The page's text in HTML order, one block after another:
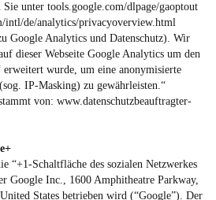
Sie unter tools.google.com/dlpage/gaoptout
intl/de/analytics/privacyoverview.html
Google Analytics und Datenschutz). Wir
dieser Webseite Google Analytics um den
erweitert wurde, um eine anonymisierte
IP-Masking) zu gewährleisten.“
von: www.datenschutzbeauftragter-
“+1-Schaltfläche des sozialen Netzwerkes
Google Inc., 1600 Amphitheatre Parkway,
States betrieben wird (“Google”). Der